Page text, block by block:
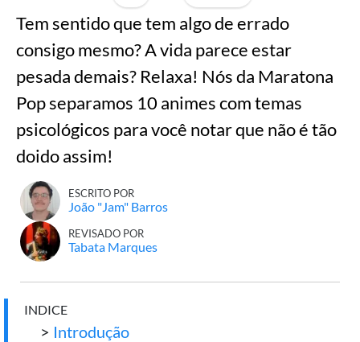
Tem sentido que tem algo de errado
consigo mesmo? A vida parece estar
pesada demais? Relaxa! Nós da Maratona
Pop separamos 10 animes com temas
psicológicos para você notar que não é tão
doido assim!
ESCRITO POR
João "Jam" Barros
REVISADO POR
Tabata Marques
INDICE
> Introdução